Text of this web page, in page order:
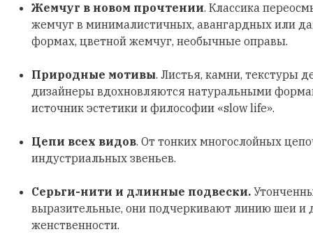
Жемчуг в новом прочтении. Классика
жемчуг в минималистичных, авангардных или
формах, цветной жемчуг, необычные оправы.
Природные мотивы. Листья, камни, текстуры
дизайнеры вдохновляются натуральными
источник эстетики и философии «slow life».
Цепи всех видов. От тонких многослойных
индустриальных звеньев.
Серьги-нити и длинные подвески.
выразительные, они подчеркивают линию шеи и
женственности.